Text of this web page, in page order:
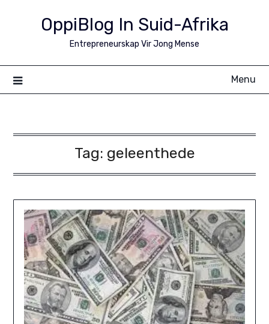
OppiBlog In Suid-Afrika
Entrepreneurskap Vir Jong Mense
Menu
Tag: geleenthede